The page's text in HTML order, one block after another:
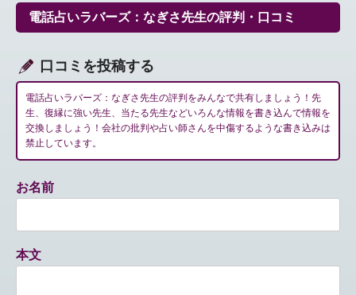
ー
シ
ン
電話占いラバーズ：なぎさ先生の評判・口コミ
口コミを投稿する
電話占いラバーズ：なぎさ先生の評判をみんなで共有しましょう！先
生、復縁に強い先生、当たる先生などいろんな情報を書き込んで情報を
交換しましょう！会社の批判や占い師さんを中傷するような書き込みは
禁止しています。
お名前
本文